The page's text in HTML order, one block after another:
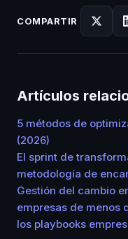
COMPARTIR
Artículos
5 métodos de
(2026)
El sprint de
metodología de
Gestión del cambio
empresas de menos
los playbooks